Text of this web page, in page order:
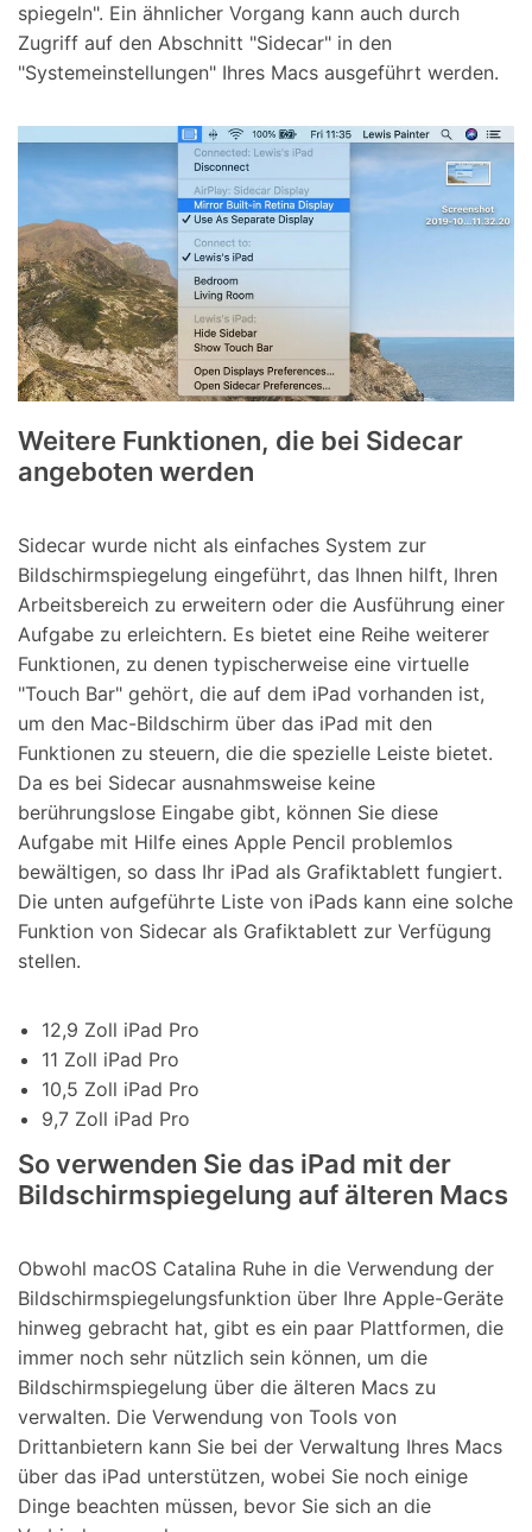
spiegeln". Ein ähnlicher Vorgang kann auch durch
Zugriff auf den Abschnitt "Sidecar" in den
"Systemeinstellungen" Ihres Macs ausgeführt werden.
Weitere Funktionen, die bei Sidecar
angeboten werden
Sidecar wurde nicht als einfaches System zur
Bildschirmspiegelung eingeführt, das Ihnen hilft, Ihren
Arbeitsbereich zu erweitern oder die Ausführung einer
Aufgabe zu erleichtern. Es bietet eine Reihe weiterer
Funktionen, zu denen typischerweise eine virtuelle
"Touch Bar" gehört, die auf dem iPad vorhanden ist,
um den Mac-Bildschirm über das iPad mit den
Funktionen zu steuern, die die spezielle Leiste bietet.
Da es bei Sidecar ausnahmsweise keine
berührungslose Eingabe gibt, können Sie diese
Aufgabe mit Hilfe eines Apple Pencil problemlos
bewältigen, so dass Ihr iPad als Grafiktablett fungiert.
Die unten aufgeführte Liste von iPads kann eine solche
Funktion von Sidecar als Grafiktablett zur Verfügung
stellen.
12,9 Zoll iPad Pro
11 Zoll iPad Pro
10,5 Zoll iPad Pro
9,7 Zoll iPad Pro
So verwenden Sie das iPad mit der
Bildschirmspiegelung auf älteren Macs
Obwohl macOS Catalina Ruhe in die Verwendung der
Bildschirmspiegelungsfunktion über Ihre Apple-Geräte
hinweg gebracht hat, gibt es ein paar Plattformen, die
immer noch sehr nützlich sein können, um die
Bildschirmspiegelung über die älteren Macs zu
verwalten. Die Verwendung von Tools von
Drittanbietern kann Sie bei der Verwaltung Ihres Macs
über das iPad unterstützen, wobei Sie noch einige
Dinge beachten müssen, bevor Sie sich an die